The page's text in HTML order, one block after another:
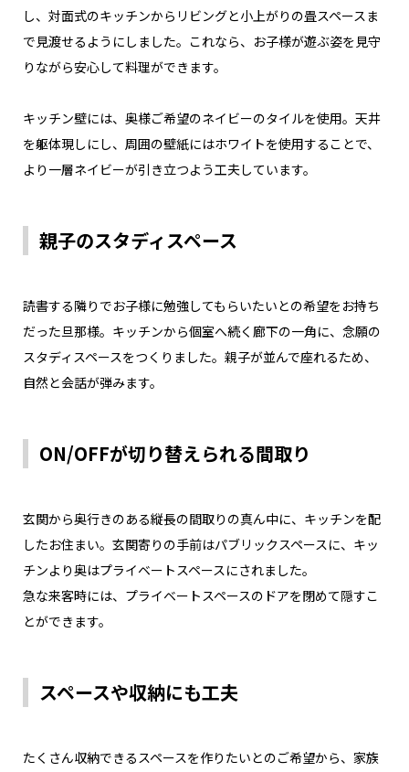
し、対面式のキッチンからリビングと小上がりの畳スペースま
で見渡せるようにしました。これなら、お子様が遊ぶ姿を見守
りながら安心して料理ができます。
キッチン壁には、奥様ご希望のネイビーのタイルを使用。天井
を躯体現しにし、周囲の壁紙にはホワイトを使用することで、
より一層ネイビーが引き立つよう工夫しています。
親子のスタディスペース
読書する隣りでお子様に勉強してもらいたいとの希望をお持ち
だった旦那様。キッチンから個室へ続く廊下の一角に、念願の
スタディスペースをつくりました。親子が並んで座れるため、
自然と会話が弾みます。
ON/OFFが切り替えられる間取り
玄関から奥行きのある縦長の間取りの真ん中に、キッチンを配
したお住まい。玄関寄りの手前はパブリックスペースに、キッ
チンより奥はプライベートスペースにされました。
急な来客時には、プライベートスペースのドアを閉めて隠すこ
とができます。
スペースや収納にも工夫
たくさん収納できるスペースを作りたいとのご希望から、家族